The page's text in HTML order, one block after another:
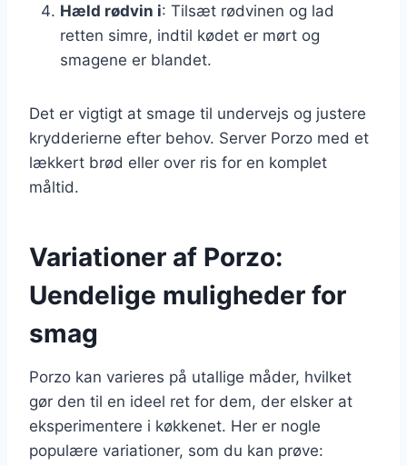
Hæld rødvin i: Tilsæt rødvinen og lad
retten simre, indtil kødet er mørt og
smagene er blandet.
Det er vigtigt at smage til undervejs og justere
krydderierne efter behov. Server Porzo med et
lækkert brød eller over ris for en komplet
måltid.
Variationer af Porzo:
Uendelige muligheder for
smag
Porzo kan varieres på utallige måder, hvilket
gør den til en ideel ret for dem, der elsker at
eksperimentere i køkkenet. Her er nogle
populære variationer, som du kan prøve: